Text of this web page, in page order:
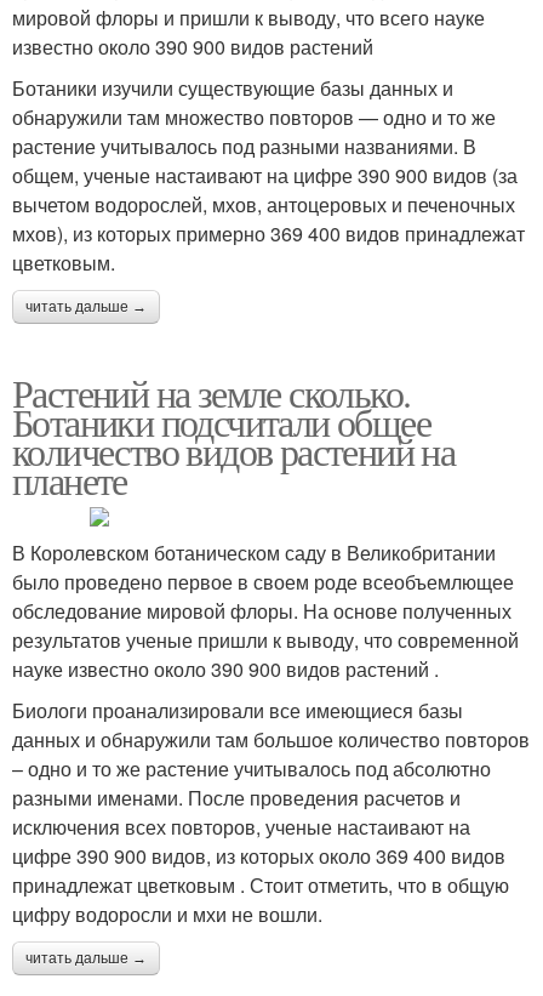
мировой флоры и пришли к выводу, что всего науке
известно около 390 900 видов растений
Ботаники изучили существующие базы данных и
обнаружили там множество повторов — одно и то же
растение учитывалось под разными названиями. В
общем, ученые настаивают на цифре 390 900 видов (за
вычетом водорослей, мхов, антоцеровых и печеночных
мхов), из которых примерно 369 400 видов принадлежат
цветковым.
читать дальше →
Растений на земле сколько.
Ботаники подсчитали общее
количество видов растений на
планете
В Королевском ботаническом саду в Великобритании
было проведено первое в своем роде всеобъемлющее
обследование мировой флоры. На основе полученных
результатов ученые пришли к выводу, что современной
науке известно около 390 900 видов растений .
Биологи проанализировали все имеющиеся базы
данных и обнаружили там большое количество повторов
– одно и то же растение учитывалось под абсолютно
разными именами. После проведения расчетов и
исключения всех повторов, ученые настаивают на
цифре 390 900 видов, из которых около 369 400 видов
принадлежат цветковым . Стоит отметить, что в общую
цифру водоросли и мхи не вошли.
читать дальше →